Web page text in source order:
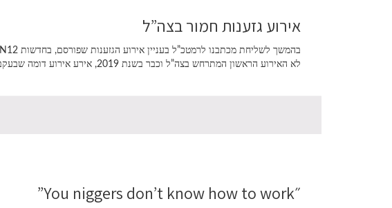
אירוע גזענות חמור בצה”ל
לא האירוע הראשון המתרחש בצה”ל וכבר בשנת 2019, אירע אירוע דומה שבעקבות פניית עמותת טבקה הוביל לפיטורין של הקצין (ניתן לראות במסמך המצורף כאן). טבקה תמשיך […]
״You niggers don’t know how to work”